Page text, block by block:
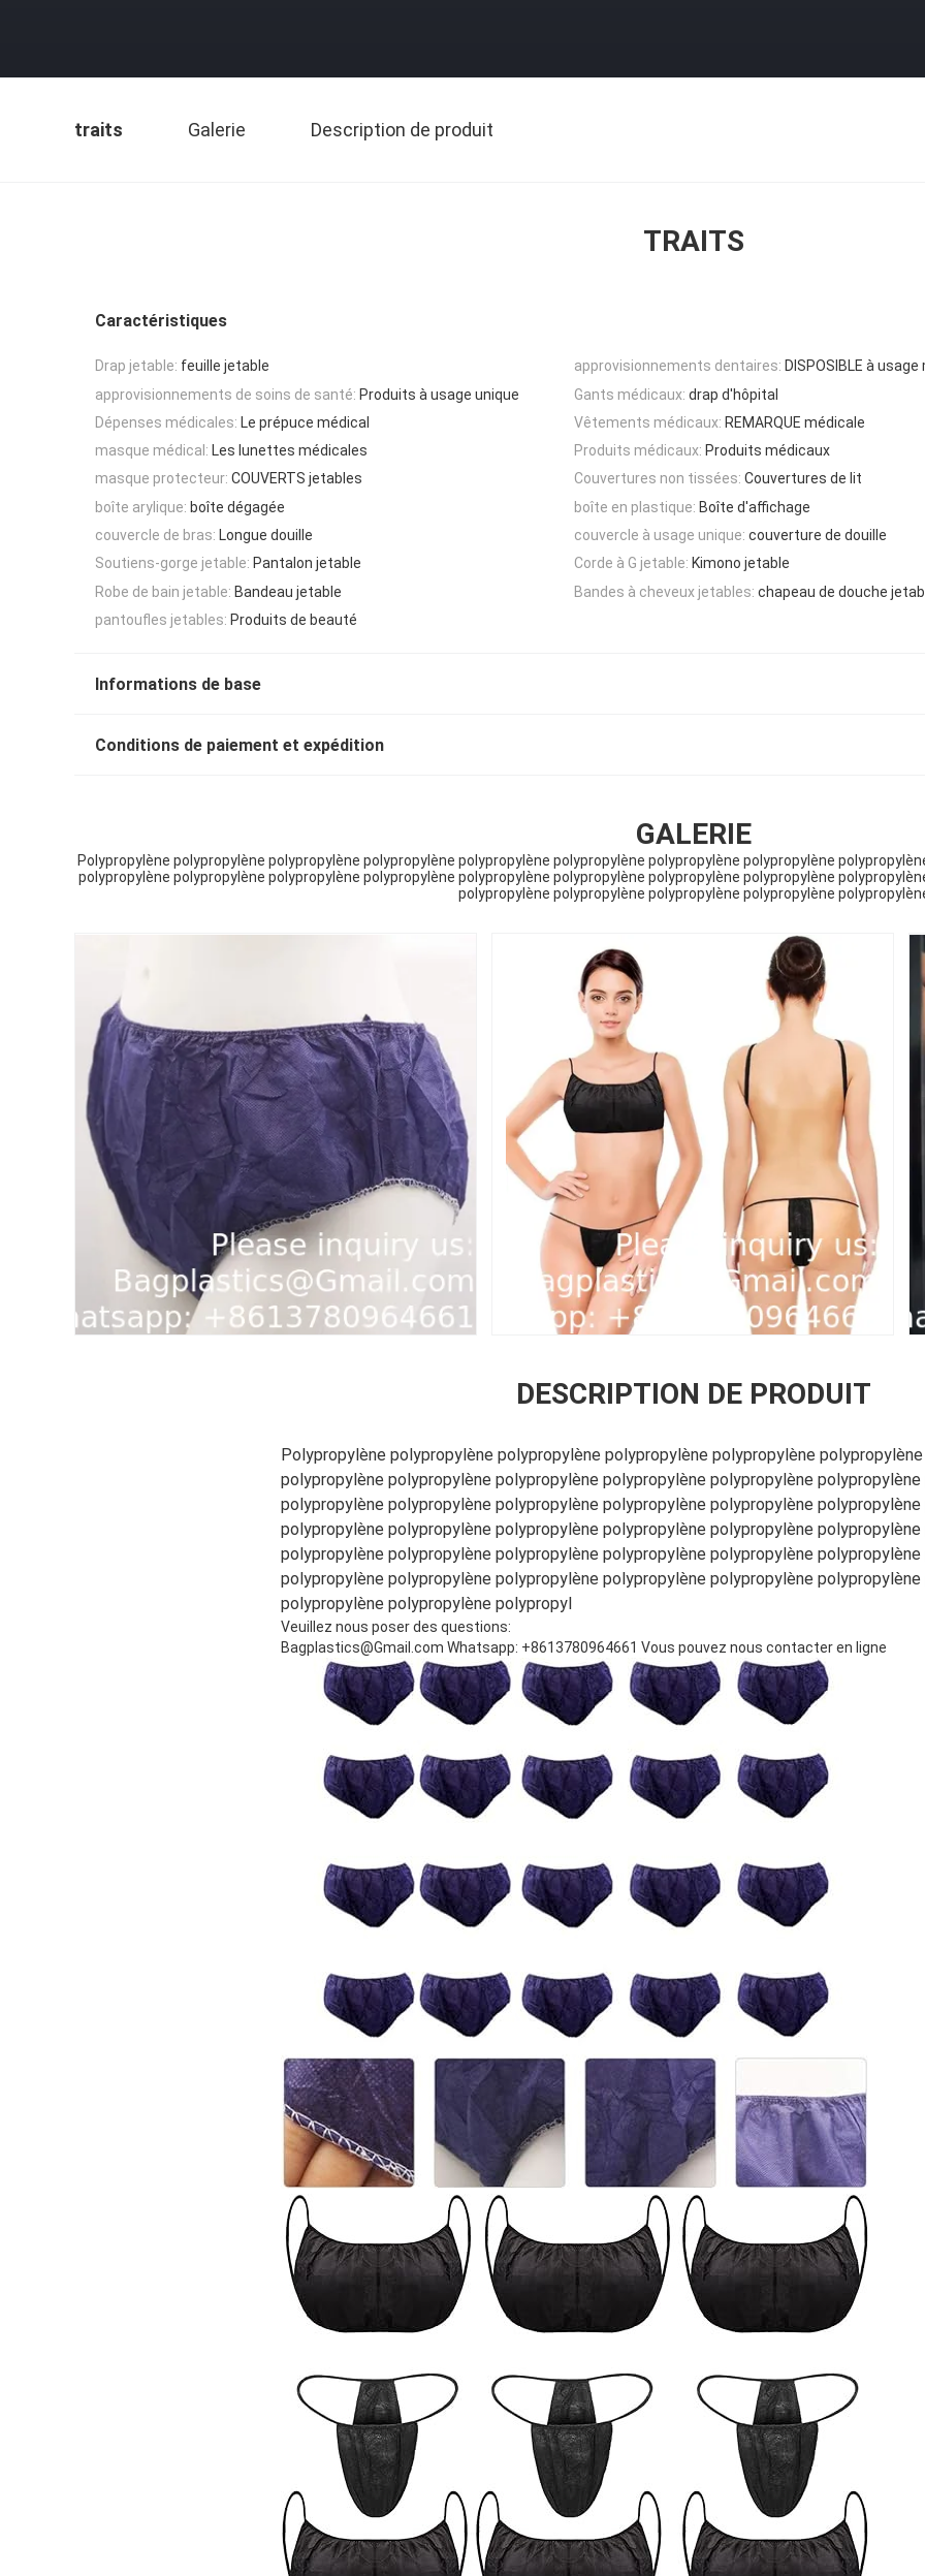
traits Galerie Description de produit
TRAITS
Caractéristiques
Drap jetable: feuille jetable approvisionnements dentaires: DISPOSIBLE à usage
approvisionnements de soins de santé: Produits à usage unique Gants médicaux: drap d'hôpital
Dépenses médicales: Le prépuce médical Vêtements médicaux: REMARQUE médicale
masque médical: Les lunettes médicales Produits médicaux: Produits médicaux
masque protecteur: COUVERTS jetables Couvertures non tissées: Couvertures de lit
boîte arylique: boîte dégagée boîte en plastique: Boîte d'affichage
couvercle de bras: Longue douille couvercle à usage unique: couverture de douille
Soutiens-gorge jetable: Pantalon jetable Corde à G jetable: Kimono jetable
Robe de bain jetable: Bandeau jetable Bandes à cheveux jetables: chapeau de douche
pantoufles jetables: Produits de beauté
Informations de base
Conditions de paiement et expédition
GALERIE
Polypropylène polypropylène polypropylène polypropylène polypropylène polypropylène polypropylène polypropylène
polypropylène polypropylène polypropylène polypropylène polypropylène polypropylène polypropylène polypropylène
polypropylène polypropylène polypropylène polypropylène
DESCRIPTION DE PRODUIT
Polypropylène polypropylène polypropylène polypropylène polypropylène
polypropylène polypropylène polypropylène polypropylène polypropylène
polypropylène polypropylène polypropylène polypropylène polypropylène
polypropylène polypropylène polypropylène polypropylène polypropylène
polypropylène polypropylène polypropylène polypropylène polypropylène
polypropylène polypropylène polypropylène polypropylène polypropylène
polypropylène polypropylène polypropyl
Veuillez nous poser des questions:
Bagplastics@Gmail.com Whatsapp: +8613780964661 Vous pouvez nous contacter en ligne